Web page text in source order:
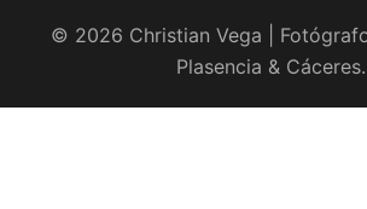
© 2026 Christian Vega |
Plasencia & Cáceres.